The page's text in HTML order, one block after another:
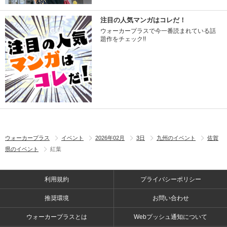
注目の人気マンガはコレだ！
ウォーカープラスで今一番読まれている話
題作をチェック!!
ウォーカープラス イベント 2026年02月 3日 九州のイベント
佐賀
県のイベント
紅葉
利用規約 プライバシーポリシー
推奨環境 お問い合わせ
ウォーカープラスとは Webプッシュ通知について